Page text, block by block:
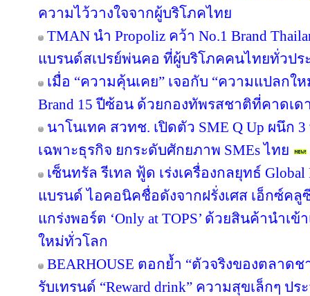
ความไว้วางใจจากผู้บริโภคไทย
TMAN นำ Propoliz คว้า No.1 Brand
แบรนด์สเปรย์พ่นคอ ที่ผู้บริโภคคนไทยทั่วปร
เมื่อ “ความคุ้นเคย” เจอกับ “ความแปลกใ
Brand 15 ปีซ้อน ด้วยกองทัพรสชาติที่คาดเด
นาโนเทค สวทช. เปิดตัว SME Q Up ผนึก
เฉพาะธุรกิจ ยกระดับศักยภาพ SMEs ไทย
เซ็นทรัล รีเทล ฟู้ด เร่งเครื่องกลยุทธ์ Global
แบรนด์ ไอคอนิคชื่อดังจากฝรั่งเศส เอ็กซ์ค
แกร่งพอร์ต ‘Only at TOPS’ ด้วยสินค้านำ
ใหม่ทั่วโลก
BEARHOUSE ตอกย้ำ “ตัวจริงของตลาด
รับเทรนด์ “Reward drink” ความสุขเล็กๆ ป